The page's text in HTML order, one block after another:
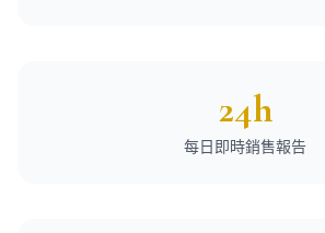
24h
每日即時銷售報告